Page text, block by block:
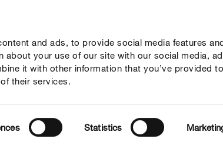
and ads, to provide social media features
about your use of our site with our social media,
it with other information that you’ve provided
their services.
Statistics
Thema's Tot je dienst Onderneming